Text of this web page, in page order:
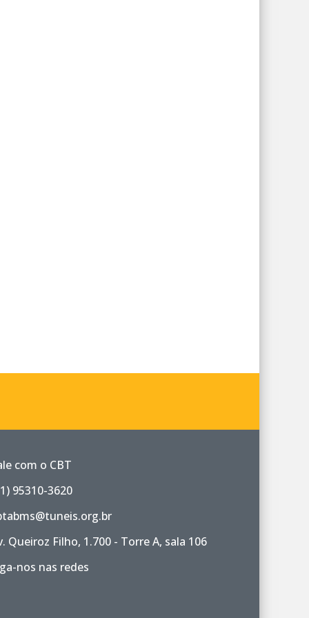
com o CBT
95310-3620
Queiroz Filho, 1.700 - Torre A, sala 106
nos nas redes